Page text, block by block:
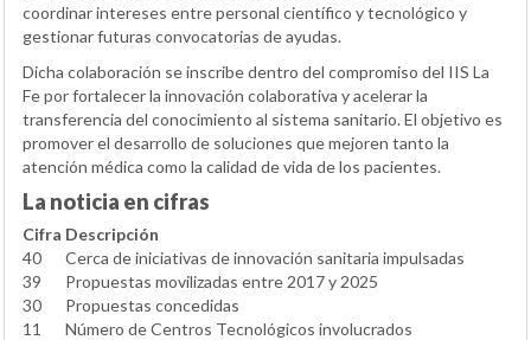
coordinar intereses entre personal científico y tecnológico y
gestionar futuras convocatorias de ayudas.
Dicha colaboración se inscribe dentro del compromiso del IIS La
Fe por fortalecer la innovación colaborativa y acelerar la
transferencia del conocimiento al sistema sanitario. El objetivo es
promover el desarrollo de soluciones que mejoren tanto la
atención médica como la calidad de vida de los pacientes.
La noticia en cifras
Cifra Descripción
40
Cerca de iniciativas de innovación sanitaria impulsadas
39
Propuestas movilizadas entre 2017 y 2025
30
Propuestas concedidas
11
Número de Centros Tecnológicos involucrados